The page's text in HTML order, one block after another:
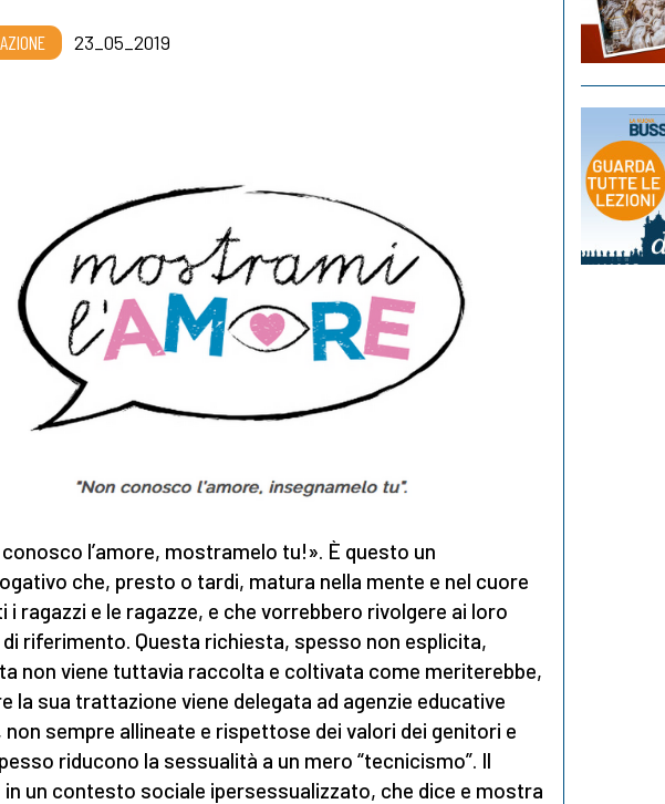
23_05_2019
l’amore, mostramelo tu!». È questo un
che, presto o tardi, matura nella mente e nel cuore
i ragazzi e le ragazze, e che vorrebbero rivolgere ai loro
riferimento. Questa richiesta, spesso non esplicita,
non viene tuttavia raccolta e coltivata come meriterebbe,
la sua trattazione viene delegata ad agenzie educative
non sempre allineate e rispettose dei valori dei genitori e
riducono la sessualità a un mero “tecnicismo”. Il
un contesto sociale ipersessualizzato, che dice e mostra